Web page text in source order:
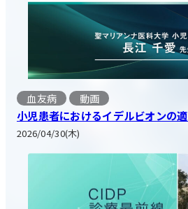
血友病 動画
小児患者におけるイデルビオンの
2026/04/30(木)